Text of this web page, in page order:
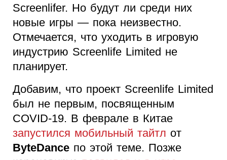
Screenlifer. Но будут ли среди них
новые игры — пока неизвестно.
Отмечается, что уходить в игровую
индустрию Screenlife Limited не
планирует.
Добавим, что проект Screenlife Limited
был не первым, посвященным
COVID-19. В феврале в Китае
запустился мобильный тайтл от
ByteDance по этой теме. Позже